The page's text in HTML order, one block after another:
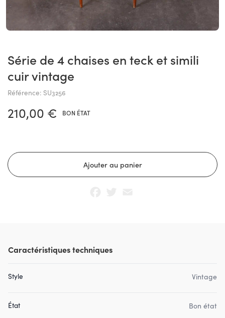
Série de 4 chaises en teck et simili
cuir vintage
Référence: SU3256
210,00 € BON ÉTAT
Caractéristiques techniques
Style Vintage
État Bon état